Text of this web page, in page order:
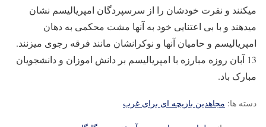
میکنند و نفرت خودشان را از سرسپردگان امپریالیسم نشان
میدهند و با بی اعتنایی خود به آنها مشت محکمی به دهان
امپریالیسم و حامیان آنها و نوکرانشان مانند فرقه رجوی میزنند.
13 آبان روزه مبارزه با امپریالیسم بر دانش اموزان و دانشجویان
مبارک باد.
دسته ها: مجاهدین بازیچه ای برای غرب